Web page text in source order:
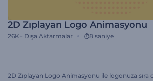
2D Zıplayan Logo Animasyonu
26K+ Dışa Aktarmalar 8 saniye
2D Zıplayan Logo Animasyonu ile logonuza sıra